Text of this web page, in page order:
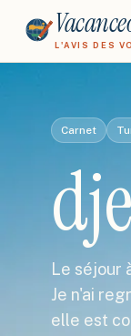
L'AVIS DES
Carnet
Le séjour
Je n'ai
elle est